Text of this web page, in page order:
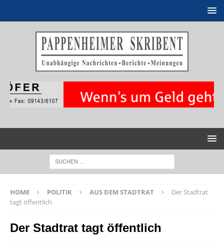
HOME POLITIK AUS DEM STADTRAT
Der Stadtrat
tagt öffentlich
Der Stadtrat tagt öffentlich